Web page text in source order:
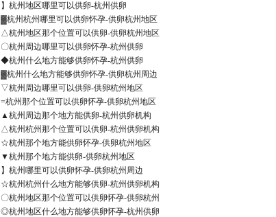
】杭州地区哪里可以供卵-杭州供卵
▓杭州杭州哪里可以供卵怀孕-供卵杭州地区
△杭州地区那个位置可以供卵-供卵杭州地区
〇杭州周边哪里可以供卵怀孕-杭州供卵
◆杭州什么地方能够供卵怀孕-杭州供卵
▓杭州什么地方能够供卵怀孕-供卵杭州周边
▽杭州周边哪里可以供卵-供卵杭州地区
=杭州那个位置可以供卵怀孕-供卵杭州地区
▲杭州周边那个地方能供卵-杭州供卵机构
△杭州杭州那个位置可以供卵-杭州供卵机构
☆杭州那个地方能供卵怀孕-供卵杭州地区
▼杭州那个地方能供卵-供卵杭州地区
】杭州哪里可以供卵怀孕-供卵杭州周边
☆杭州杭州什么地方能够供卵-杭州供卵机构
〇杭州地区那个位置可以供卵怀孕-供卵杭州
◎杭州地区什么地方能够供卵怀孕-杭州供卵